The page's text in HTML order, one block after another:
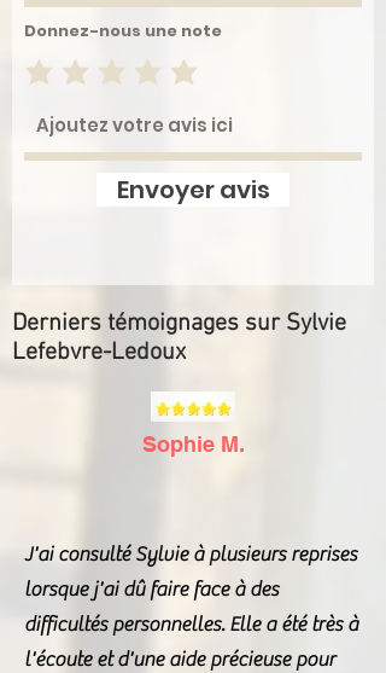
Donnez-nous une note
Envoyer avis
Derniers témoignages sur Sylvie
Lefebvre-Ledoux
Sophie M.
J'ai consulté Sylvie à plusieurs reprises
lorsque j'ai dû faire face à des
difficultés personnelles. Elle a été très à
l'écoute et d'une aide précieuse pour